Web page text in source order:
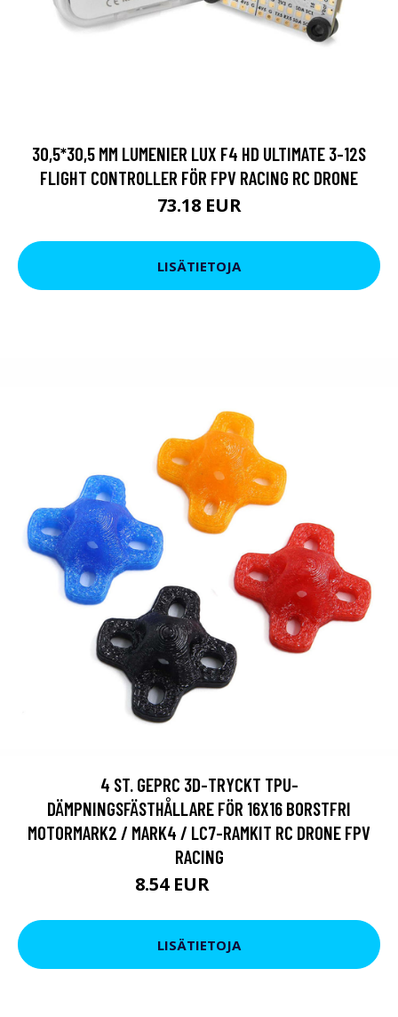
30,5*30,5 MM LUMENIER LUX F4 HD ULTIMATE 3-12S
FLIGHT CONTROLLER FÖR FPV RACING RC DRONE
73.18 EUR
LISÄTIETOJA
4 ST. GEPRC 3D-TRYCKT TPU-
DÄMPNINGSFÄSTHÅLLARE FÖR 16X16 BORSTFRI
MOTORMARK2 / MARK4 / LC7-RAMKIT RC DRONE FPV
RACING
8.54 EUR
LISÄTIETOJA